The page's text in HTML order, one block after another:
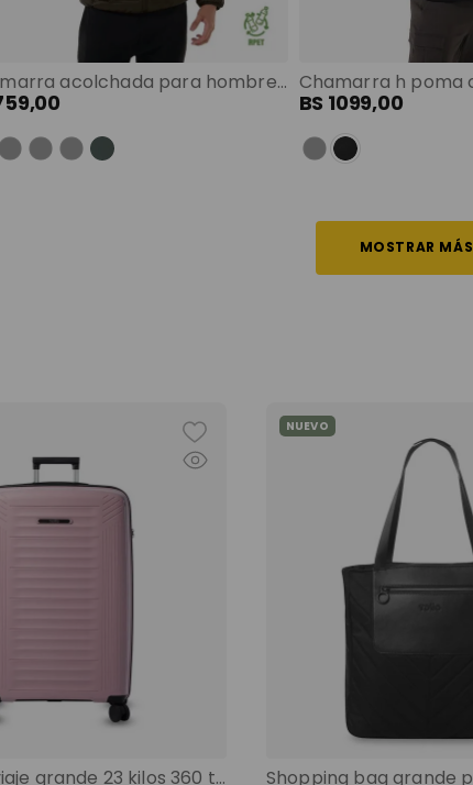
Chamarra acolchada para hombre colormen pro terreo color: terreo talla: m
,00 BS 1099,00
MOSTRAR MÁS
Maleta de viaje grande 23 kilos 360 trulli morado color: morado
NUEVO